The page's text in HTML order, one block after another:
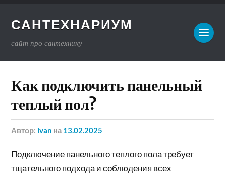
САНТЕХНАРИУМ
сайт про сантехнику
Как подключить панельный
теплый пол?
Автор: ivan на 13.02.2025
Подключение панельного теплого пола требует
тщательного подхода и соблюдения всех